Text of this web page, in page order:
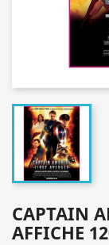
CAPTAIN
AFFICHE